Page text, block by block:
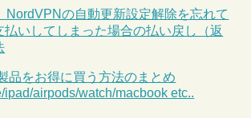
NordVPNの自動更新設定解除を忘れて
払いしてしまった場合の払い戻し（返
品をお得に買う方法のまとめ
ipad/airpods/watch/macbook etc..